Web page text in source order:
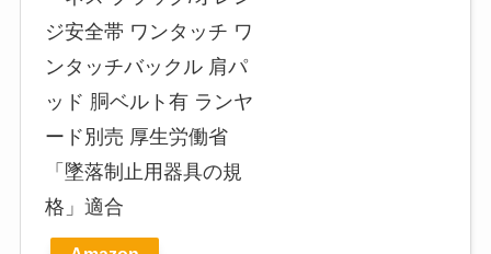
ジ安全帯 ワンタッチ ワ
ンタッチバックル 肩パ
ッド 胴ベルト有 ランヤ
ード別売 厚生労働省
「墜落制止用器具の規
格」適合